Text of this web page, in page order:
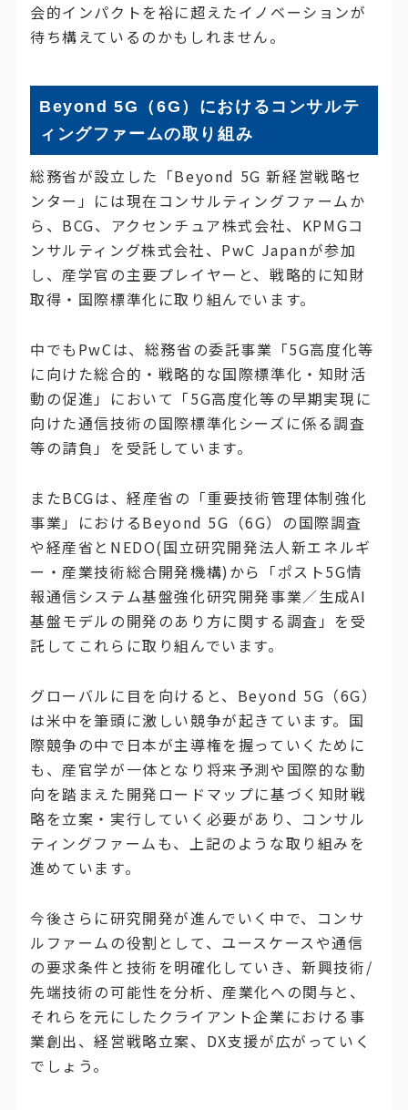
会的インパクトを裕に超えたイノベーションが
待ち構えているのかもしれません。
Beyond 5G（6G）におけるコンサルテ
ィングファームの取り組み
総務省が設立した「Beyond 5G 新経営戦略セ
ンター」には現在コンサルティングファームか
ら、BCG、アクセンチュア株式会社、KPMGコ
ンサルティング株式会社、PwC Japanが参加
し、産学官の主要プレイヤーと、戦略的に知財
取得・国際標準化に取り組んでいます。
中でもPwCは、総務省の委託事業「5G高度化等
に向けた総合的・戦略的な国際標準化・知財活
動の促進」において「5G高度化等の早期実現に
向けた通信技術の国際標準化シーズに係る調査
等の請負」を受託しています。
またBCGは、経産省の「重要技術管理体制強化
事業」におけるBeyond 5G（6G）の国際調査
や経産省とNEDO(国立研究開発法人新エネルギ
ー・産業技術総合開発機構)から「ポスト5G情
報通信システム基盤強化研究開発事業／生成AI
基盤モデルの開発のあり方に関する調査」を受
託してこれらに取り組んでいます。
グローバルに目を向けると、Beyond 5G（6G）
は米中を筆頭に激しい競争が起きています。国
際競争の中で日本が主導権を握っていくために
も、産官学が一体となり将来予測や国際的な動
向を踏まえた開発ロードマップに基づく知財戦
略を立案・実行していく必要があり、コンサル
ティングファームも、上記のような取り組みを
進めています。
今後さらに研究開発が進んでいく中で、コンサ
ルファームの役割として、ユースケースや通信
の要求条件と技術を明確化していき、新興技術/
先端技術の可能性を分析、産業化への関与と、
それらを元にしたクライアント企業における事
業創出、経営戦略立案、DX支援が広がっていく
でしょう。